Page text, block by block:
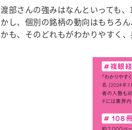
渡部さんの強みはなんといっても
かし、個別の銘柄の動向はもちろ
かも、そのどれもがわかりやすく